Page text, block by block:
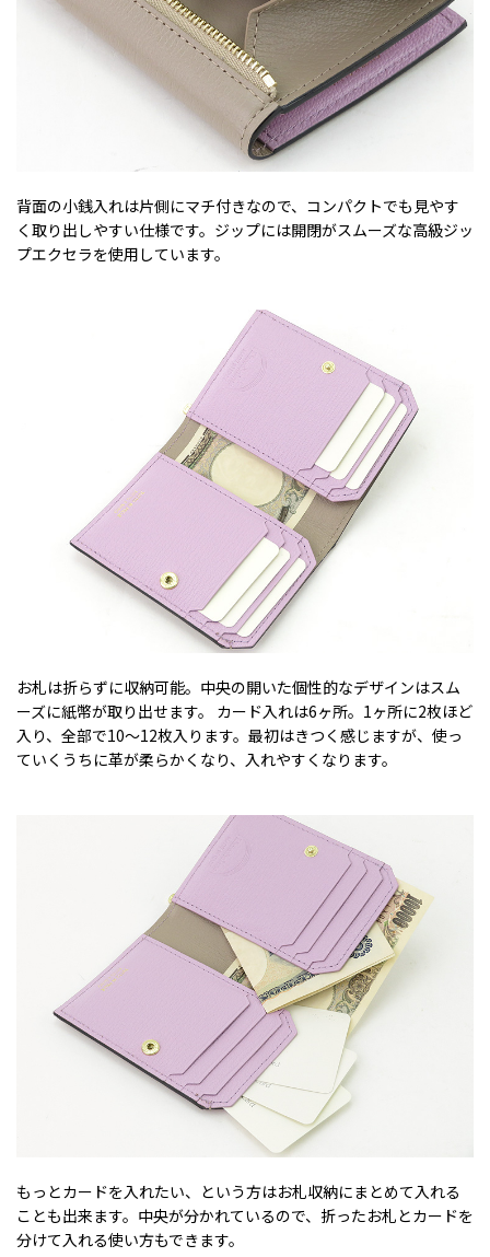
背面の小銭入れは片側にマチ付きなので、コンパクトでも見やす
く取り出しやすい仕様です。ジップには開閉がスムーズな高級ジッ
プエクセラを使用しています。
お札は折らずに収納可能。中央の開いた個性的なデザインはスム
ーズに紙幣が取り出せます。 カード入れは6ヶ所。1ヶ所に2枚ほど
入り、全部で10～12枚入ります。最初はきつく感じますが、使っ
ていくうちに革が柔らかくなり、入れやすくなります。
もっとカードを入れたい、という方はお札収納にまとめて入れる
ことも出来ます。中央が分かれているので、折ったお札とカードを
分けて入れる使い方もできます。